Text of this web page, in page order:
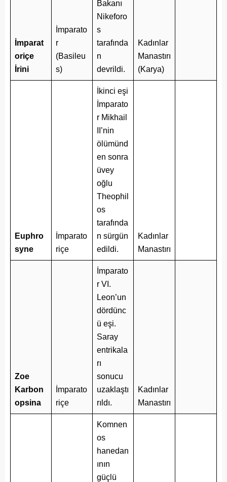
İmparat
oriçe
İrini
İmparato
r
(Basileu
s)
Bakanı
Nikeforo
s
tarafında
n
devrildi.
Kadınlar
Manastırı
(Karya)
Euphro
syne
İmparato
riçe
İkinci eşi
İmparato
r Mikhail
II’nin
ölümünd
en sonra
üvey
oğlu
Theophil
os
tarafında
n sürgün
edildi.
Kadınlar
Manastırı
Zoe
Karbon
opsina
İmparato
riçe
İmparato
r VI.
Leon’un
dördünc
ü eşi.
Saray
entrikala
rı
sonucu
uzaklaştı
rıldı.
Kadınlar
Manastırı
Komnen
os
hanedan
ının
güçlü